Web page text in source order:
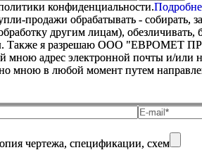
конфиденциальности.
обрабатывать - собирать,
другим лицам),
Также я разрешаю ООО "ЕВРОМЕТ
адрес электронной почты и/или
мною в любой момент путем
чертежа, спецификации, схем